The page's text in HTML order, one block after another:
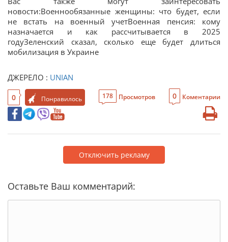
новости:Военнообязанные женщины: что будет, если
не встать на военный учетВоенная пенсия: кому
назначается и как рассчитывается в 2025
годуЗеленский сказал, сколько еще будет длиться
мобилизация в Украине
ДЖЕРЕЛО : UNIAN
0 Понравилось 178 Просмотров 0 Коментарии
Отключить рекламу
Оставьте Ваш комментарий: